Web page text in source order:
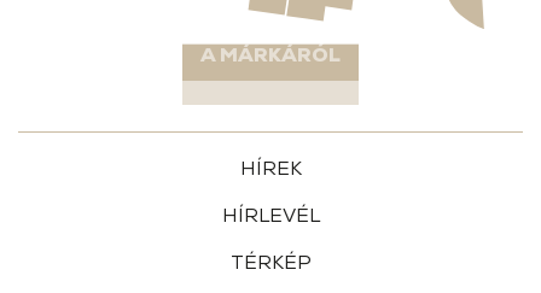
A MÁRKÁRÓL
HÍREK
HÍRLEVÉL
TÉRKÉP